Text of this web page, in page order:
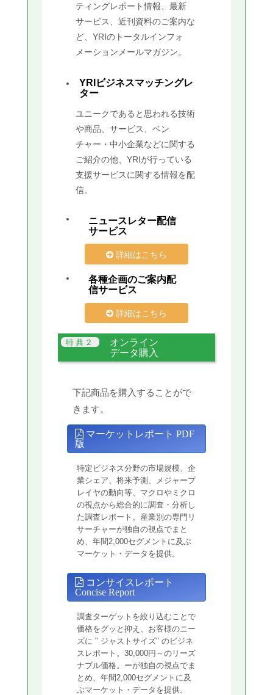
ティングレポート情報、最新
サービス、近刊資料のご案内な
ど、YRIのトータルインフォ
メーションメールマガジン。
YRIビジネスマッチングレ
ター
ユニークであると思われる技術
や商品、サービス、ベン
チャー・中小企業などに関する
ご紹介の他、YRIが行っている
支援サービスに関する情報を配
信。
ニュースレター配信
サービス
詳細はこちら
各種企画のご案内配
信サービス
詳細はこちら
オンライン
データ購入
下記商品を購入することがで
きます。
マーケットレポート PDF
版
特定ビジネス分野の市場規模、企
業シェア、将来予測、メジャープ
レイヤの動向等、マクロやミクロ
の視点から総合的に調査・分析し
た調査レポート。産業別の専門リ
サーチャーが独自の視点でまと
め、年間2,000セグメントに及ぶ
マーケット・データを提供。
コンサイスレポート
Concise Report
調査ターゲットを絞り込むことで
価格をグッと抑え、お客様のニー
ズに " ジャストサイズ" のビジネ
スレポート。30,000円～のリーズ
ナブル価格。ーが独自の視点でま
とめ、年間2,000セグメントに及
ぶマーケット・データを提供。